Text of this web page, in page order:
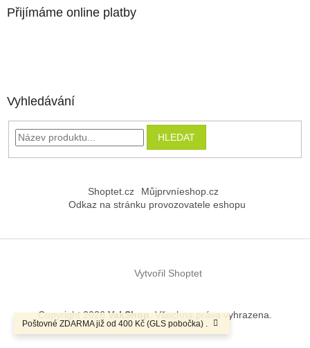
Poštovné ZDARMA již od 400 Kč (GLS pobočka) .
Přijímáme online platby
Vyhledávání
HLEDAT
Shoptet.cz
Můjprvníeshop.cz
Odkaz na stránku provozovatele eshopu
Vytvořil Shoptet
Copyright 2026VakShop. Všechna práva vyhrazena.